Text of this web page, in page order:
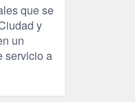
que se
y
un
servicio a